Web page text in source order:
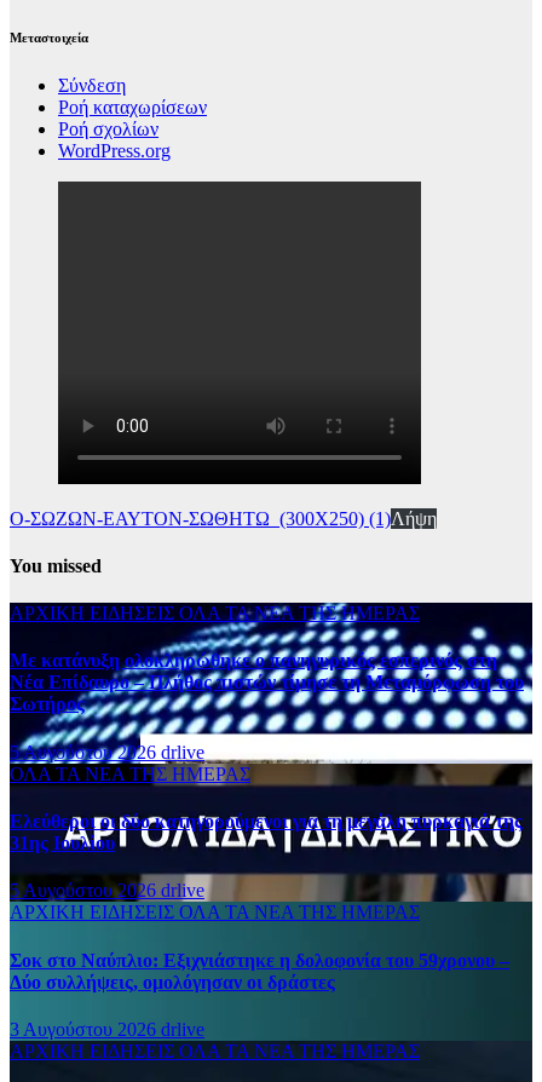
Μεταστοιχεία
Σύνδεση
Ροή καταχωρίσεων
Ροή σχολίων
WordPress.org
Ο-ΣΩΖΩΝ-ΕΑΥΤΟΝ-ΣΩΘΗΤΩ_(300Χ250) (1)Λήψη
You missed
ΑΡΧΙΚΗ ΕΙΔΗΣΕΙΣ ΟΛΑ ΤΑ ΝΕΑ ΤΗΣ ΗΜΕΡΑΣ
Με κατάνυξη ολοκληρώθηκε ο πανηγυρικός εσπερινός στη
Νέα Επίδαυρο – Πλήθος πιστών τίμησε τη Μεταμόρφωση του
Σωτήρος
5 Αυγούστου 2026 drlive
ΟΛΑ ΤΑ ΝΕΑ ΤΗΣ ΗΜΕΡΑΣ
Ελεύθεροι οι δύο κατηγορούμενοι για τη μεγάλη πυρκαγιά της
31ης Ιουλίου
5 Αυγούστου 2026 drlive
ΑΡΧΙΚΗ ΕΙΔΗΣΕΙΣ ΟΛΑ ΤΑ ΝΕΑ ΤΗΣ ΗΜΕΡΑΣ
Σοκ στο Ναύπλιο: Εξιχνιάστηκε η δολοφονία του 59χρονου –
Δύο συλλήψεις, ομολόγησαν οι δράστες
3 Αυγούστου 2026 drlive
ΑΡΧΙΚΗ ΕΙΔΗΣΕΙΣ ΟΛΑ ΤΑ ΝΕΑ ΤΗΣ ΗΜΕΡΑΣ